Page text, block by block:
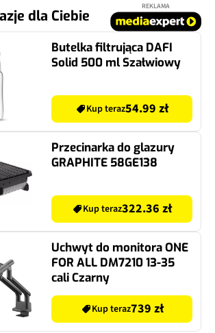
dla Ciebie
REKLAMA
Butelka filtrująca DAFI
Solid 500 ml Szałwiowy
Kup teraz54.99 zł
Przecinarka do glazury
GRAPHITE 58GE138
Kup teraz322.36 zł
Uchwyt do monitora ONE
FOR ALL DM7210 13-35
cali Czarny
Kup teraz739 zł